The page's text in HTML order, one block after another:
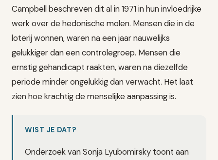
Campbell beschreven dit al in 1971 in hun invloedrijke
werk over de hedonische molen. Mensen die in de
loterij wonnen, waren na een jaar nauwelijks
gelukkiger dan een controlegroep. Mensen die
ernstig gehandicapt raakten, waren na diezelfde
periode minder ongelukkig dan verwacht. Het laat
zien hoe krachtig de menselijke aanpassing is.
WIST JE DAT?
Onderzoek van Sonja Lyubomirsky toont aan